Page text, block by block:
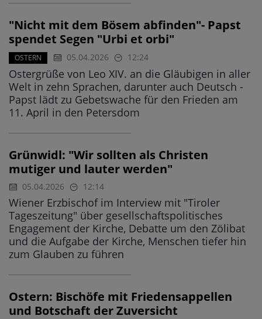
"Nicht mit dem Bösem abfinden"- Papst
spendet Segen "Urbi et orbi"
OSTERN 05.04.2026 12:24
Ostergrüße von Leo XIV. an die Gläubigen in aller
Welt in zehn Sprachen, darunter auch Deutsch -
Papst lädt zu Gebetswache für den Frieden am
11. April in den Petersdom
Grünwidl: "Wir sollten als Christen
mutiger und lauter werden"
05.04.2026 12:14
Wiener Erzbischof im Interview mit "Tiroler
Tageszeitung" über gesellschaftspolitisches
Engagement der Kirche, Debatte um den Zölibat
und die Aufgabe der Kirche, Menschen tiefer hin
zum Glauben zu führen
Ostern: Bischöfe mit Friedensappellen
und Botschaft der Zuversicht